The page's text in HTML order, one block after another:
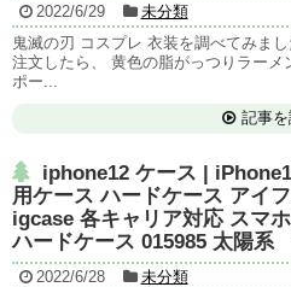
2022/6/29
未分類
鬼滅の刃 コスプレ 衣装を調べてみま
注文したら、 黄色の脂がっつりラー
ポー...
記事
iphone12 ケース |
用ケース ハードケース アイ
igcase 各キャリア対応 スマ
ハードケース 015985 太陽
2022/6/28
未分類